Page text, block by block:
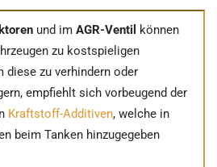
und im AGR-Ventil
können
zu kostspieligen
diese zu verhindern oder
empfiehlt sich vorbeugend der
Kraftstoff-Additiven, welche in
beim Tanken hinzugegeben